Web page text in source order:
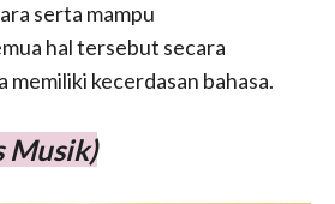
serta mampu
hal tersebut secara
kecerdasan bahasa.
Musik)